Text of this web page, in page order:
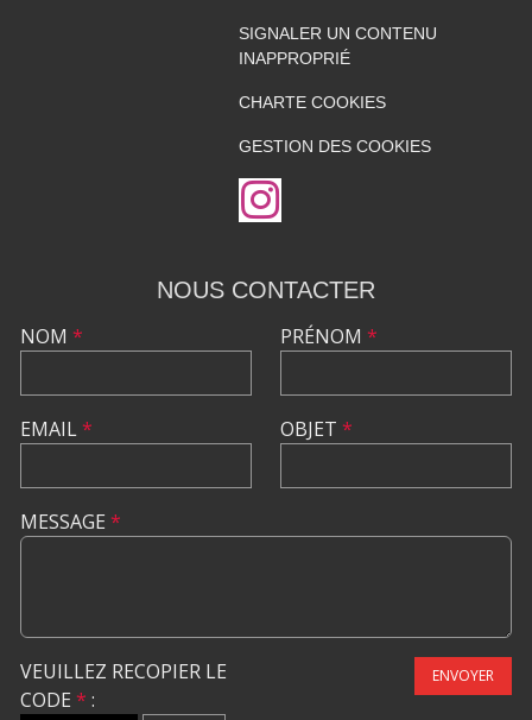
SIGNALER UN CONTENU
INAPPROPRIÉ
CHARTE COOKIES
GESTION DES COOKIES
NOUS CONTACTER
NOM *
EMAIL*
PRÉNOM *
OBJET *
MESSAGE *
VEUILLEZ RECOPIER LE
CODE * :
ENVOYER